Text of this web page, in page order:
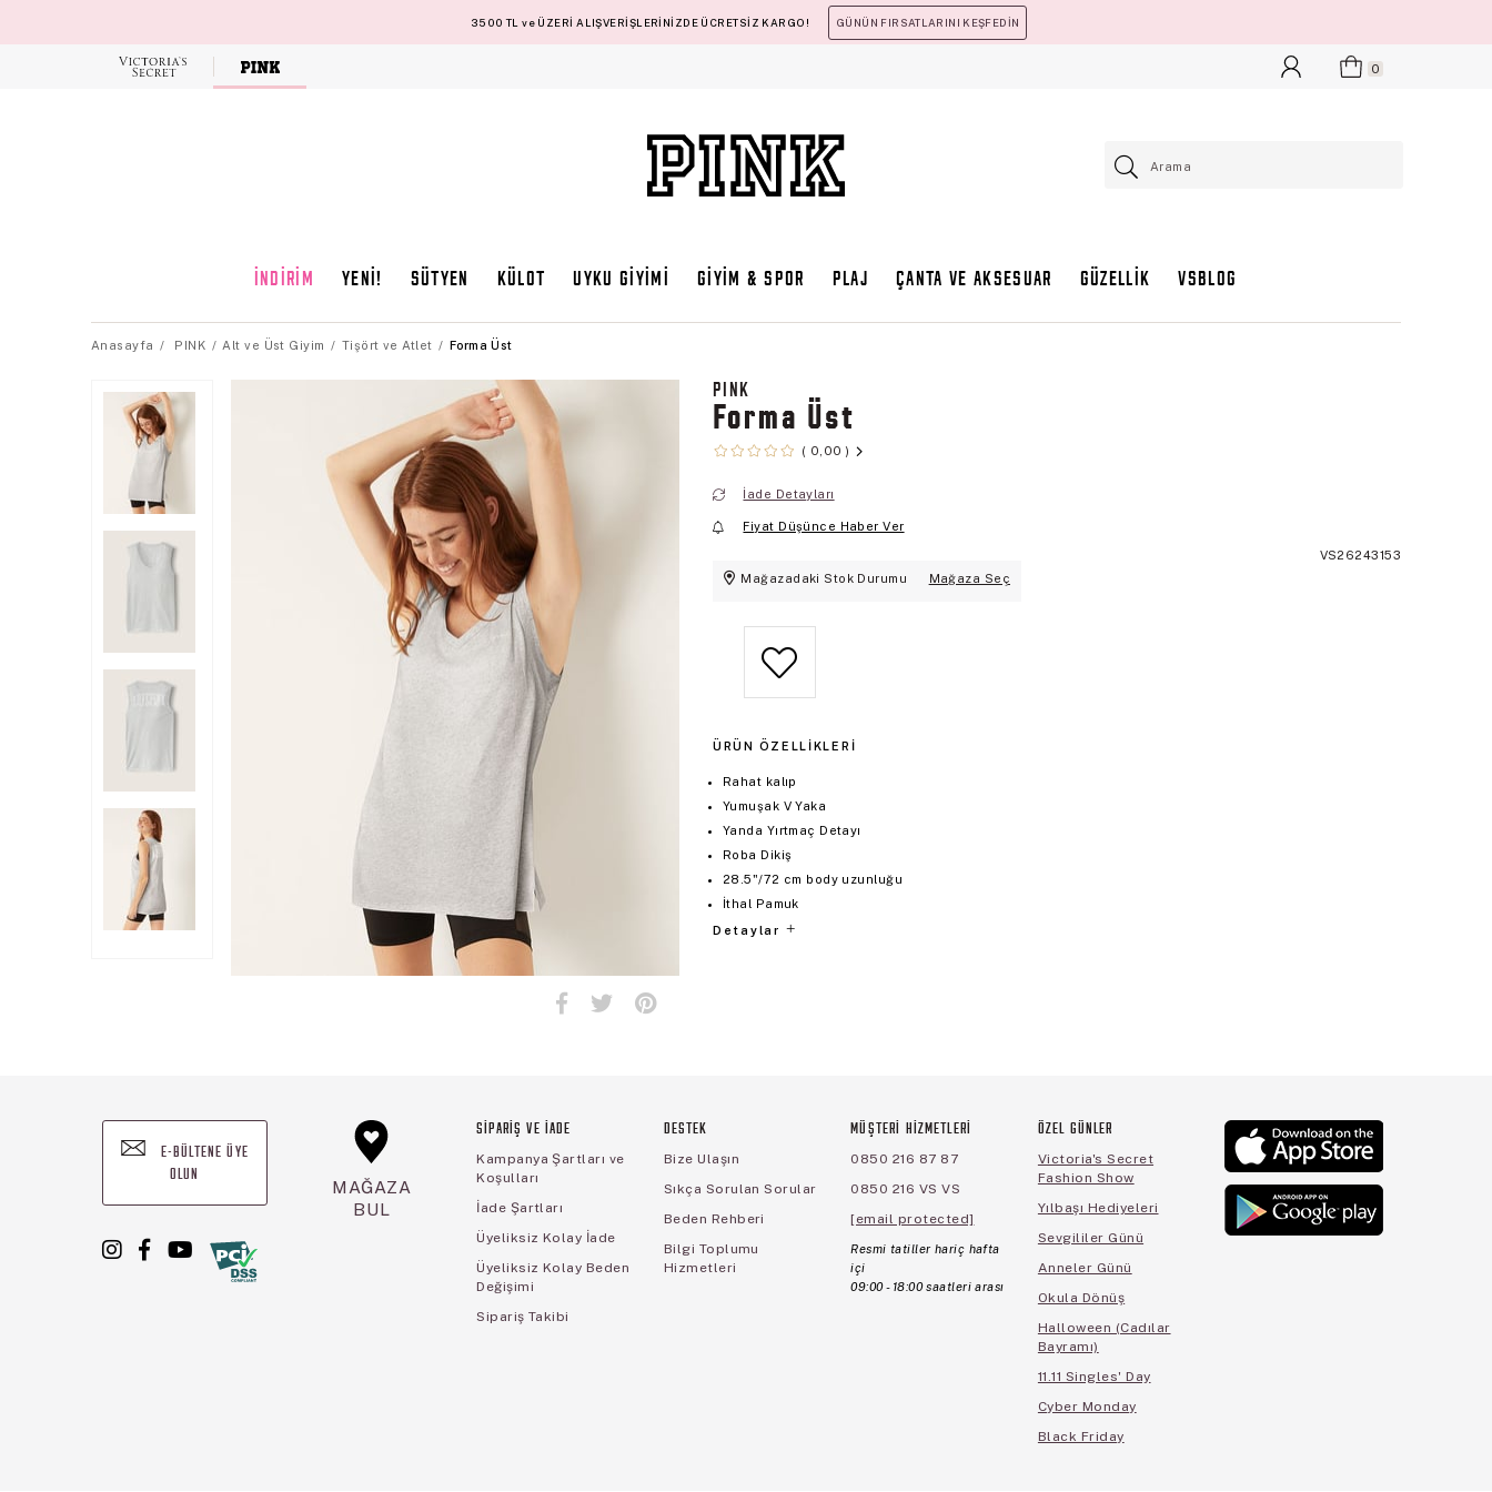
3500 TL ve ÜZERİ ALIŞVERİŞLERİNİZDE ÜCRETSİZ KARGO! GÜNÜN FIRSATLARINI KEŞFEDİN
Victoria's
0
İNDİRİM YENİ! SÜTYEN KÜLOT UYKU GİYİMİ GİYİM & SPOR PLAJ ÇANTA VE AKSESUAR GÜZELLİK VSBLOG
Anasayfa PINK Alt ve Üst Giyim Tişört ve Atlet Forma Üst
PINK
Forma Üst
0,00
İade Detayları
Fiyat Düşünce Haber Ver
VS26243153
Mağazadaki Stok Durumu
Mağaza Seç
ÜRÜN ÖZELLIKLERI
Rahat kalıp
Yumuşak V Yaka
Yanda Yırtmaç Detayı
Roba Dikiş
28.5"/72 cm body uzunluğu
İthal Pamuk
Detaylar
E-BÜLTENE ÜYE
OLUN
MAĞAZA
BUL
SİPARİŞ VE İADE
Kampanya Şartları ve
Koşulları
İade Şartları
Üyeliksiz Kolay İade
Üyeliksiz Kolay Beden
Değişimi
Sipariş Takibi
DESTEK
Bize Ulaşın
Sıkça Sorulan Sorular
Beden Rehberi
Bilgi Toplumu
Hizmetleri
MÜŞTERİ HİZMETLERİ
0850 216 87 87
0850 216 VS VS
[email protected]
Resmi tatiller hariç hafta
içi
09:00 - 18:00 saatleri arası
ÖZEL GÜNLER
Victoria's Secret
Fashion Show
Yılbaşı Hediyeleri
Sevgililer Günü
Anneler Günü
Okula Dönüş
Halloween (Cadılar
Bayramı)
11.11 Singles' Day
Cyber Monday
Black Friday